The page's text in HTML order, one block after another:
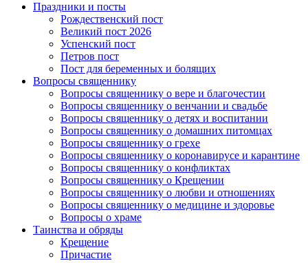
Праздники и посты
Рождественский пост
Великий пост 2026
Успенский пост
Петров пост
Пост для беременных и болящих
Вопросы священнику
Вопросы священнику о вере и благочестии
Вопросы священнику о венчании и свадьбе
Вопросы священнику о детях и воспитании
Вопросы священнику о домашних питомцах
Вопросы священнику о грехе
Вопросы священнику о коронавирусе и карантине
Вопросы священнику о конфликтах
Вопросы священнику о Крещении
Вопросы священнику о любви и отношениях
Вопросы священнику о медицине и здоровье
Вопросы о храме
Таинства и обряды
Крещение
Причастие